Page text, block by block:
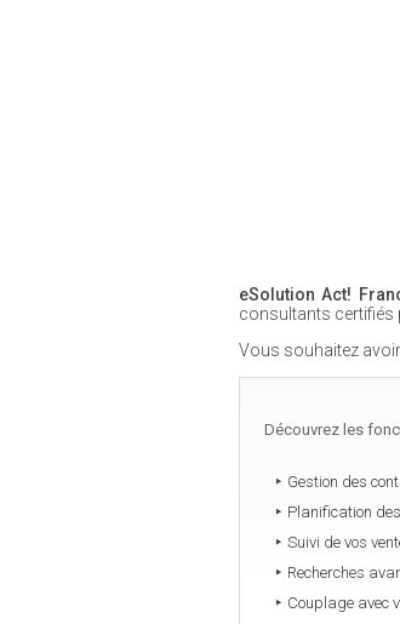
eSolution Act!
consultants certifiés
Vous souhaitez
Découvrez les
Gestion des
Planification
Suivi de vos
Recherches
Couplage avec